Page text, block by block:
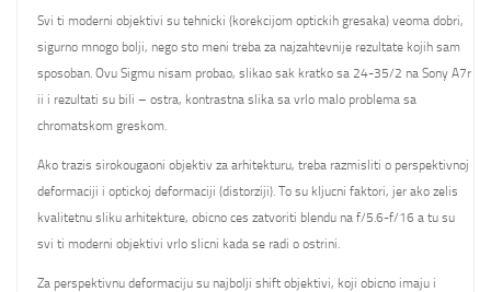
Svi ti moderni objektivi su tehnicki (korekcijom optickih gresaka) veoma dobri,
sigurno mnogo bolji, nego sto meni treba za najzahtevnije rezultate kojih sam
sposoban. Ovu Sigmu nisam probao, slikao sak kratko sa 24-35/2 na Sony A7r
ii i rezultati su bili – ostra, kontrastna slika sa vrlo malo problema sa
chromatskom greskom.
Ako trazis sirokougaoni objektiv za arhitekturu, treba razmisliti o perspektivnoj
deformaciji i optickoj deformaciji (distorziji). To su kljucni faktori, jer ako zelis
kvalitetnu sliku arhitekture, obicno ces zatvoriti blendu na f/5.6-f/16 a tu su
svi ti moderni objektivi vrlo slicni kada se radi o ostrini.
Za perspektivnu deformaciju su najbolji shift objektivi, koji obicno imaju i